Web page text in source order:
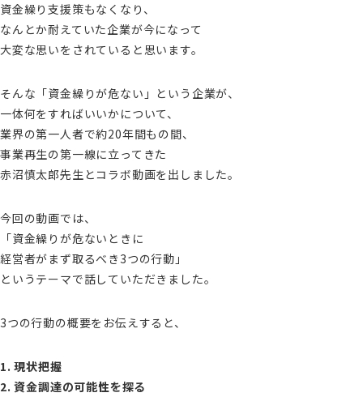
資金繰り支援策もなくなり、
なんとか耐えていた企業が今になって
大変な思いをされていると思います。
そんな「資金繰りが危ない」という企業が、
一体何をすればいいかについて、
業界の第一人者で約20年間もの間、
事業再生の第一線に立ってきた
赤沼慎太郎先生とコラボ動画を出しました。
今回の動画では、
「資金繰りが危ないときに
経営者がまず取るべき3つの行動」
というテーマで話していただきました。
3つの行動の概要をお伝えすると、
1. 現状把握
2. 資金調達の可能性を探る